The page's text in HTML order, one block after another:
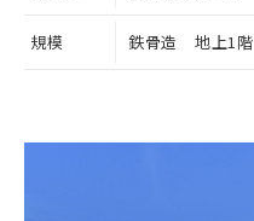
規模 鉄骨造 地上1階